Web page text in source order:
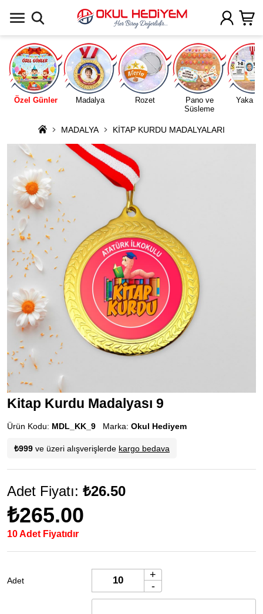
Özel Günler Madalya Rozet
Pano ve
Süsleme
Yaka
MADALYA KİTAP KURDU MADALYALARI
Kitap Kurdu Madalyası 9
Ürün Kodu: MDL_KK_9 Marka: Okul Hediyem
₺999 ve üzeri alışverişlerde kargo bedava
Adet Fiyatı: ₺26.50
₺265.00
10 Adet Fiyatıdır
Adet
+
-
Uygulamada Aç